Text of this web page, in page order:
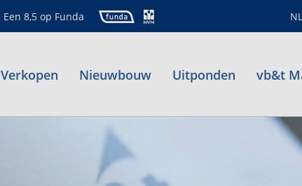
Een 8,5 op Funda NL
Verkopen Nieuwbouw Uitponden vb&t